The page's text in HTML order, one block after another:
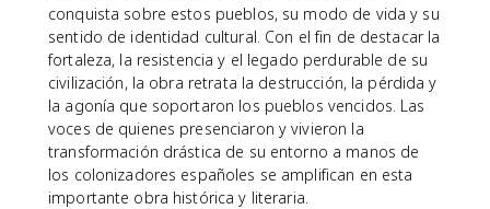
conquista sobre estos pueblos, su modo de vida y su
sentido de identidad cultural. Con el fin de destacar la
fortaleza, la resistencia y el legado perdurable de su
civilización, la obra retrata la destrucción, la pérdida y
la agonía que soportaron los pueblos vencidos. Las
voces de quienes presenciaron y vivieron la
transformación drástica de su entorno a manos de
los colonizadores españoles se amplifican en esta
importante obra histórica y literaria.